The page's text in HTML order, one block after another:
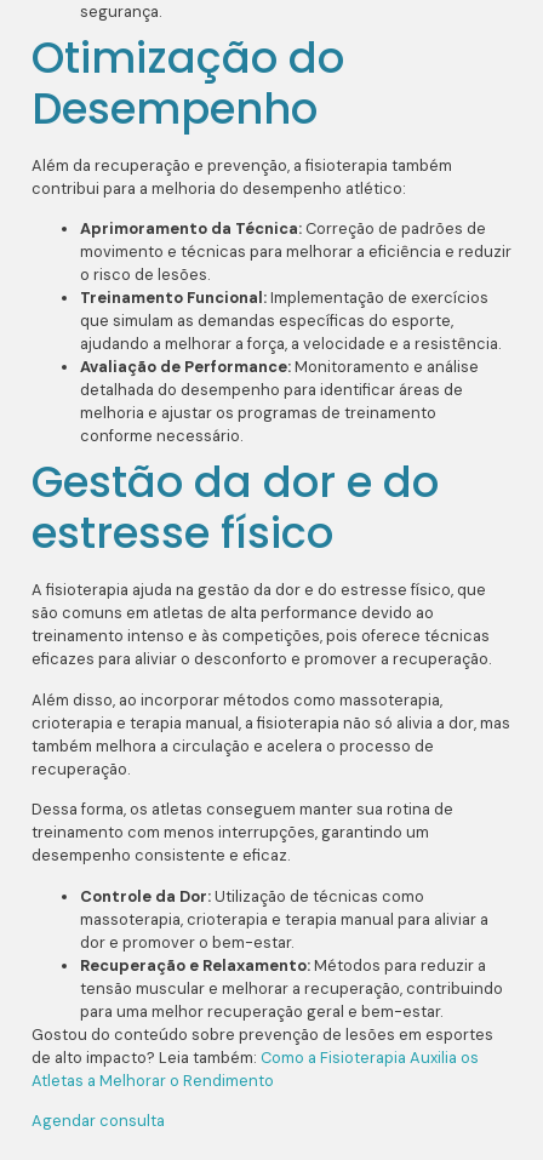
segurança.
Otimização do
Desempenho
Além da recuperação e prevenção, a fisioterapia também
contribui para a melhoria do desempenho atlético:
Aprimoramento da Técnica:Correção de padrões de
movimento e técnicas para melhorar a eficiência e reduzir
o risco de lesões.
Treinamento Funcional:Implementação de exercícios
que simulam as demandas específicas do esporte,
ajudando a melhorar a força, a velocidade e a resistência.
Avaliação de Performance:Monitoramento e análise
detalhada do desempenho para identificar áreas de
melhoria e ajustar os programas de treinamento
conforme necessário.
Gestão da dor e do
estresse físico
A fisioterapia ajuda na gestão da dor e do estresse físico, que
são comuns em atletas de alta performance devido ao
treinamento intenso e às competições, pois oferece técnicas
eficazes para aliviar o desconforto e promover a recuperação.
Além disso, ao incorporar métodos como massoterapia,
crioterapia e terapia manual, a fisioterapia não só alivia a dor, mas
também melhora a circulação e acelera o processo de
recuperação.
Dessa forma, os atletas conseguem manter sua rotina de
treinamento com menos interrupções, garantindo um
desempenho consistente e eficaz.
Controle da Dor:Utilização de técnicas como
massoterapia, crioterapia e terapia manual para aliviar a
dor e promover o bem-estar.
Recuperação e Relaxamento:Métodos para reduzir a
tensão muscular e melhorar a recuperação, contribuindo
para uma melhor recuperação geral e bem-estar.
Gostou do conteúdo sobre prevenção de lesões em esportes
de alto impacto? Leia também: Como a Fisioterapia Auxilia os
Atletas a Melhorar o Rendimento
Agendar consulta